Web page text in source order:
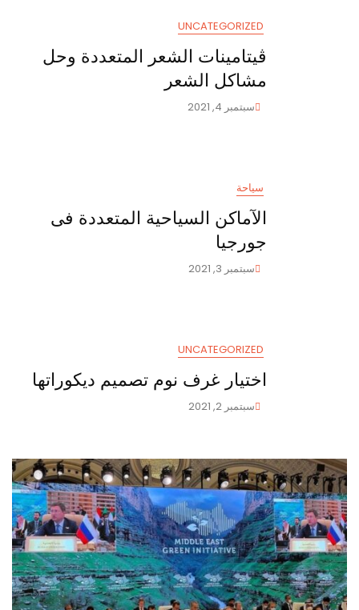
UNCATEGORIZED
ڤيتامينات الشعر المتعددة وحل
مشاكل الشعر
سبتمبر 4, 2021
سياحة
الآماكن السياحية المتعددة فى
جورجيا
سبتمبر 3, 2021
UNCATEGORIZED
اختيار غرف نوم تصميم ديكوراتها
سبتمبر 2, 2021